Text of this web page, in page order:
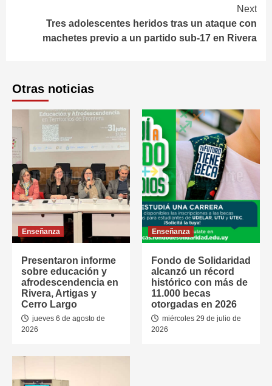
Next
Tres adolescentes heridos tras un ataque con
machetes previo a un partido sub-17 en Rivera
Otras noticias
Enseñanza
Presentaron informe
sobre educación y
afrodescendencia en
Rivera, Artigas y
Cerro Largo
jueves 6 de agosto de
2026
Enseñanza
Fondo de Solidaridad
alcanzó un récord
histórico con más de
11.000 becas
otorgadas en 2026
miércoles 29 de julio de
2026